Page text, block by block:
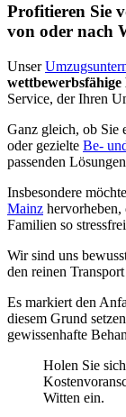
Profitieren Sie
von oder nach
Unser
Service, der Ihren
Ganz gleich, ob Sie
oder gezielte Be-
passenden
Insbesondere
Mainz
Familien so
Wir sind uns
den reinen
Es markiert den
diesem Grund
gewissenhafte
Holen Sie
Witten ein.